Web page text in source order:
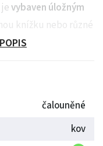
vybaven úložným
knížku nebo různé
čalouněné
kov